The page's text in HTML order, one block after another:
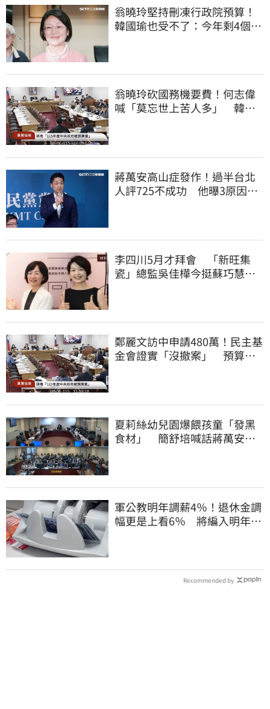
翁曉玲堅持刪凍行政院預算！
韓國瑜也受不了：今年剩4個月
翁曉玲砍國務機要費！何志偉
喊「莫忘世上苦人多」 韓國
蔣萬安高山症發作！過半台北
人評725不成功 他曝3原因：
李四川5月才拜會 「新旺集
瓷」總監吳佳樺今挺蘇巧慧：
鄭麗文訪中申請480萬！民主基
金會證實「沒撤案」 預算被
夏莉絲幼兒園爆餵孩童「發黑
食材」 簡舒培喊話蔣萬安：
軍公教明年調薪4％！退休金調
幅更是上看6％ 將編入明年度
Recommended by